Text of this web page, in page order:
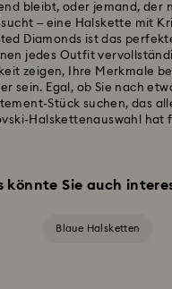
bleibt, oder jemand, der
– eine Halskette mit
Diamonds ist das
jedes Outfit
zeigen, Ihre Merkmale
sein. Egal, ob Sie nach
Stück suchen, das
Halskettenauswahl hat
könnte Sie auch
Blaue Halsketten